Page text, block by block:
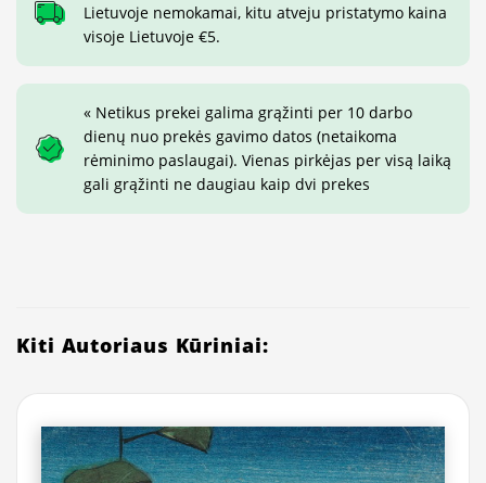
Lietuvoje nemokamai, kitu atveju pristatymo kaina
visoje Lietuvoje €5.
« Netikus prekei galima grąžinti per 10 darbo
dienų nuo prekės gavimo datos (netaikoma
rėminimo paslaugai). Vienas pirkėjas per visą laiką
gali grąžinti ne daugiau kaip dvi prekes
Kiti Autoriaus Kūriniai: